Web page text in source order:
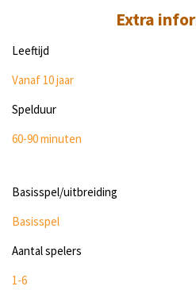
Extra
Leeftijd
Vanaf 10 jaar
Spelduur
60-90 minuten
Basisspel/uitbreiding
Basisspel
Aantal spelers
1-6